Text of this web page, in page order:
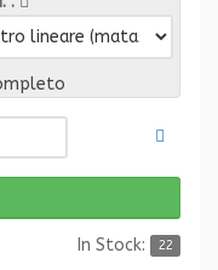
In Stock: 22